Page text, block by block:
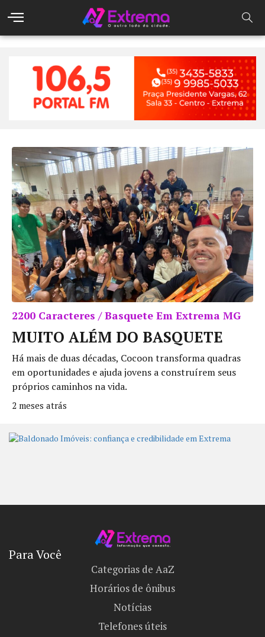
2200 Caracteres / Basquete Em Extrema MG
MUITO ALÉM DO BASQUETE
Há mais de duas décadas, Cocoon transforma quadras
em oportunidades e ajuda jovens a construírem seus
próprios caminhos na vida.
2 meses atrás
Para Você
Categorias de AaZ
Horários de ônibus
Notícias
Telefones úteis